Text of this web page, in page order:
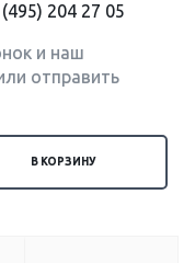
204 27 05
и наш
отправить
В КОРЗИНУ